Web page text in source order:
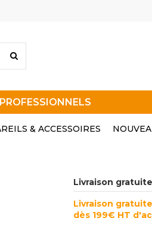
& ACCESSOIRES
Livraison gratuite
Livraison
dès 199€ HT